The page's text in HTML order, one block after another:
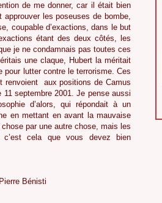
de me donner, car il était bien
approuver les poseuses de bombe,
coupable d’exactions, dans le but
étant des deux côtés, les
je ne condamnais pas toutes ces
une claque, Hubert la méritait
pour lutter contre le terrorisme. Ces
renvoient
aux positions de Camus
septembre 2001. Je pense aussi
d’alors, qui répondait à un
en mettant en avant la mauvaise
par une autre chose, mais les
cela que vous devez bien
Bénisti